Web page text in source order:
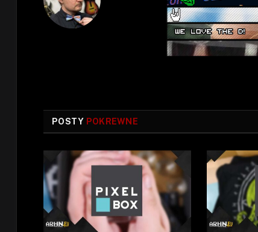
POSTY POKREWNE